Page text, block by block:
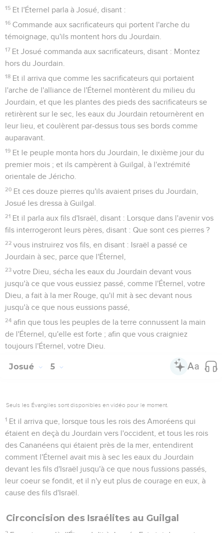
15 Et l'Éternel parla à Josué, disant :
16 Commande aux sacrificateurs qui portent l'arche du
témoignage, qu'ils montent hors du Jourdain.
17 Et Josué commanda aux sacrificateurs, disant : Montez
hors du Jourdain.
18 Et il arriva que comme les sacrificateurs qui portaient
l'arche de l'alliance de l'Éternel montèrent du milieu du
Jourdain, et que les plantes des pieds des sacrificateurs se
retirèrent sur le sec, les eaux du Jourdain retournèrent en
leur lieu, et coulèrent par-dessus tous ses bords comme
auparavant.
19 Et le peuple monta hors du Jourdain, le dixième jour du
premier mois ; et ils campèrent à Guilgal, à l'extrémité
orientale de Jéricho.
20 Et ces douze pierres qu'ils avaient prises du Jourdain,
Josué les dressa à Guilgal.
21 Et il parla aux fils d'Israël, disant : Lorsque dans l'avenir vos
fils interrogeront leurs pères, disant : Que sont ces pierres ?
22 vous instruirez vos fils, en disant : Israël a passé ce
Jourdain à sec, parce que l'Éternel,
23 votre Dieu, sécha les eaux du Jourdain devant vous
jusqu'à ce que vous eussiez passé, comme l'Éternel, votre
Dieu, a fait à la mer Rouge, qu'il mit à sec devant nous
jusqu'à ce que nous eussions passé,
24 afin que tous les peuples de la terre connussent la main
de l'Éternel, qu'elle est forte ; afin que vous craigniez
toujours l'Éternel, votre Dieu.
Josué 5
Seuls les Évangiles sont disponibles en vidéo pour le moment.
1 Et il arriva que, lorsque tous les rois des Amoréens qui
étaient en deçà du Jourdain vers l'occident, et tous les rois
des Cananéens qui étaient près de la mer, entendirent
comment l'Éternel avait mis à sec les eaux du Jourdain
devant les fils d'Israël jusqu'à ce que nous fussions passés,
leur coeur se fondit, et il n'y eut plus de courage en eux, à
cause des fils d'Israël.
Circoncision des Israélites au Guilgal